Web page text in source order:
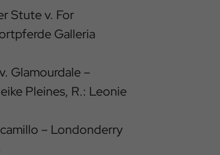
Stute v. For
Galleria
Glamourdale –
Pleines, R.: Leonie
– Londonderry